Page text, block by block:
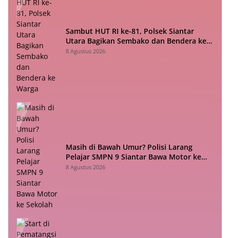
Sambut HUT RI ke-81, Polsek Siantar
Utara Bagikan Sembako dan Bendera ke
Warga
8 Agustus 2026
Masih di Bawah Umur? Polisi Larang
Pelajar SMPN 9 Siantar Bawa Motor ke
Sekolah
8 Agustus 2026